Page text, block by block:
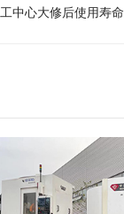
中心大修后使用寿